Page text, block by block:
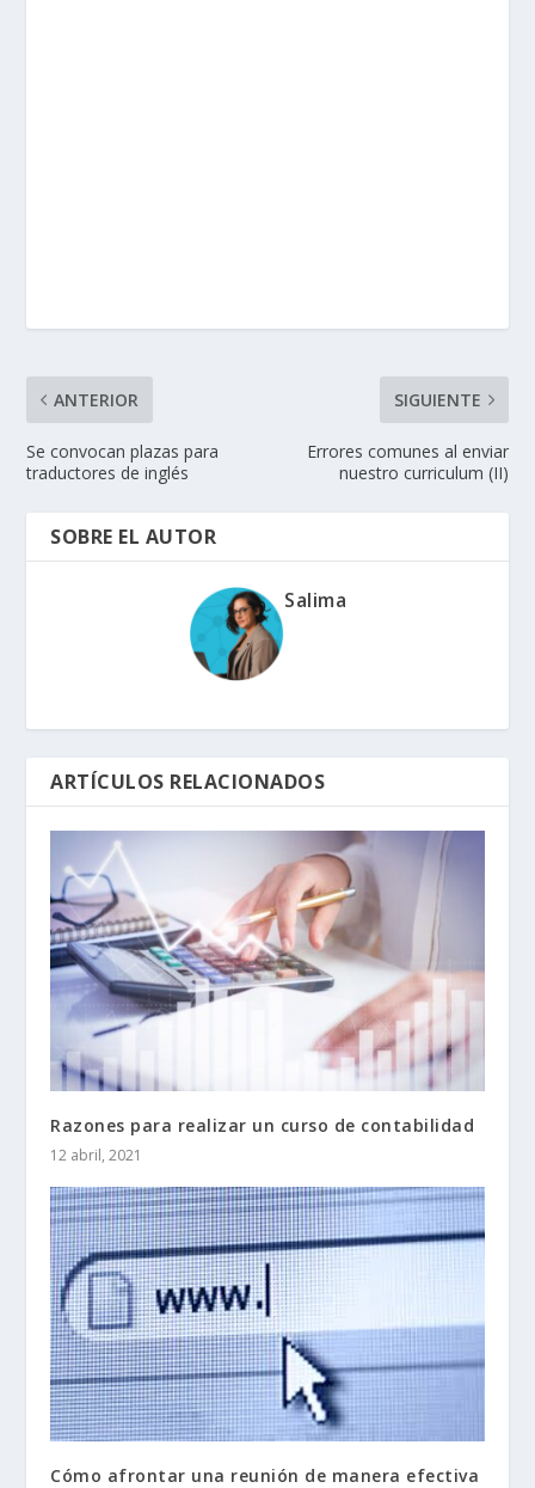
ANTERIOR
Se convocan plazas para
traductores de inglés
SIGUIENTE
Errores comunes al enviar
nuestro curriculum (II)
SOBRE EL AUTOR
Salima
ARTÍCULOS RELACIONADOS
Razones para realizar un curso de contabilidad
12 abril, 2021
Cómo afrontar una reunión de manera efectiva